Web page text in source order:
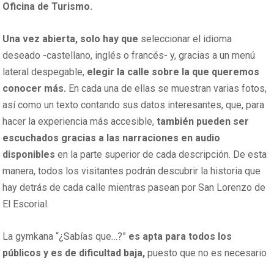
Oficina de Turismo.
Una vez abierta, solo hay que seleccionar el idioma
deseado -castellano, inglés o francés- y, gracias a un menú
lateral despegable, elegir la calle sobre la que queremos
conocer más. En cada una de ellas se muestran varias fotos,
así como un texto contando sus datos interesantes, que, para
hacer la experiencia más accesible,también pueden ser
escuchados gracias a las narraciones en audio
disponibles en la parte superior de cada descripción. De esta
manera, todos los visitantes podrán descubrir la historia que
hay detrás de cada calle mientras pasean por San Lorenzo de
El Escorial.
La gymkana “¿Sabías que…?” es apta para todos los
públicos y es de dificultad baja, puesto que no es necesario